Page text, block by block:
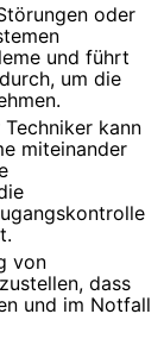
oder
und führt
um die
Techniker kann
miteinander
von
dass
und im Notfall